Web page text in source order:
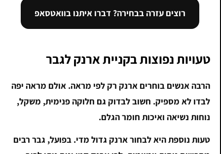
רוצים עזרה בבחירה? דברו איתנו בוואטסאפ
טעויות נפוצות בקניית ארנק לגבר
הרבה אנשים בוחרים ארנק רק לפי מראה. אולם מראה יפה
לבדו לא מספיק. חשוב לבדוק גם חלוקה פנימית, משקל,
נוחות נשיאה ואיכות חומר הגלם.
טעות נוספת היא לבחור ארנק גדול מדי. בפועל, גבר רבים